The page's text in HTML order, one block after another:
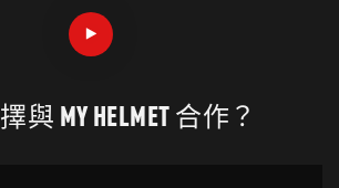
與 MY HELMET 合作？